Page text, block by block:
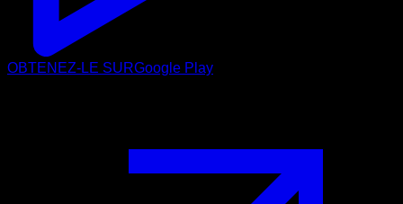
OBTENEZ-LE SURGoogle Play